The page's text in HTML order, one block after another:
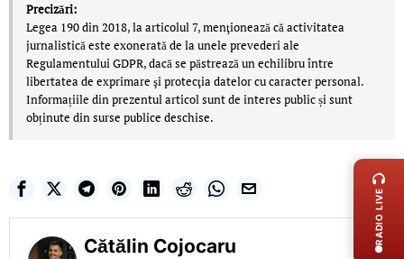
Precizări:
Legea 190 din 2018, la articolul 7, menţionează că activitatea
jurnalistică este exonerată de la unele prevederi ale
Regulamentului GDPR, dacă se păstrează un echilibru între
libertatea de exprimare şi protecţia datelor cu caracter personal.
Informațiile din prezentul articol sunt de interes public și sunt
obținute din surse publice deschise.
Cătălin Cojocaru
RADIO LIVE